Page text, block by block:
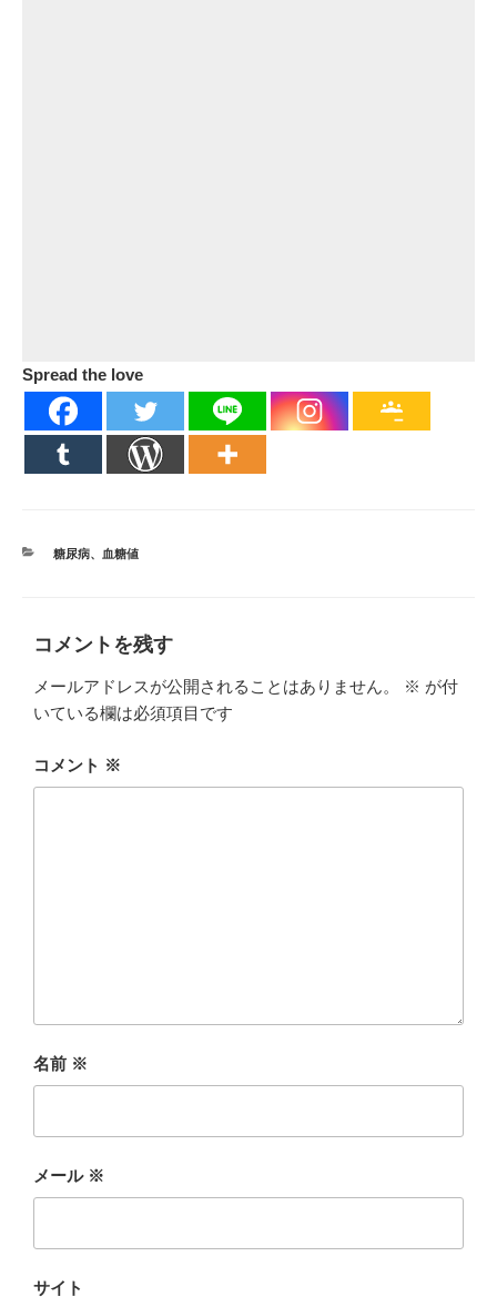
Spread the love
カ
糖尿病、 血糖値
コメントを残す
メールアドレスが公開されることはありません。 ※ が付
いている欄は必須項目です
コメント ※
名前 ※
メール ※
サイト